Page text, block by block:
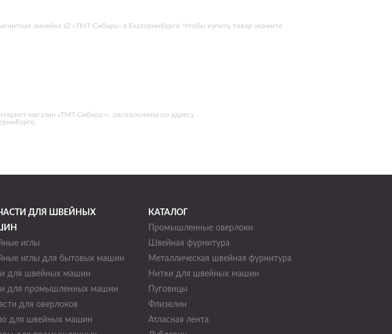
линейка JZ «ТМТ-Сибирь» в Екатеринбурге. Чтобы купить товар укажите
магазин «ТМТ-Сибирь»», расположена по адресу
ДЛЯ ШВЕЙНЫХ
иглы
иглы для бытовых машин
для швейных машин
для промышленных машин
для оверлоков
для швейных машин
КАТАЛОГ
Промышленные оверлоки
Швейная фурнитура
Металлическая швейная фурнитура
Нитки для швейных машин
Пуговицы
Флизелин
Атласная лента